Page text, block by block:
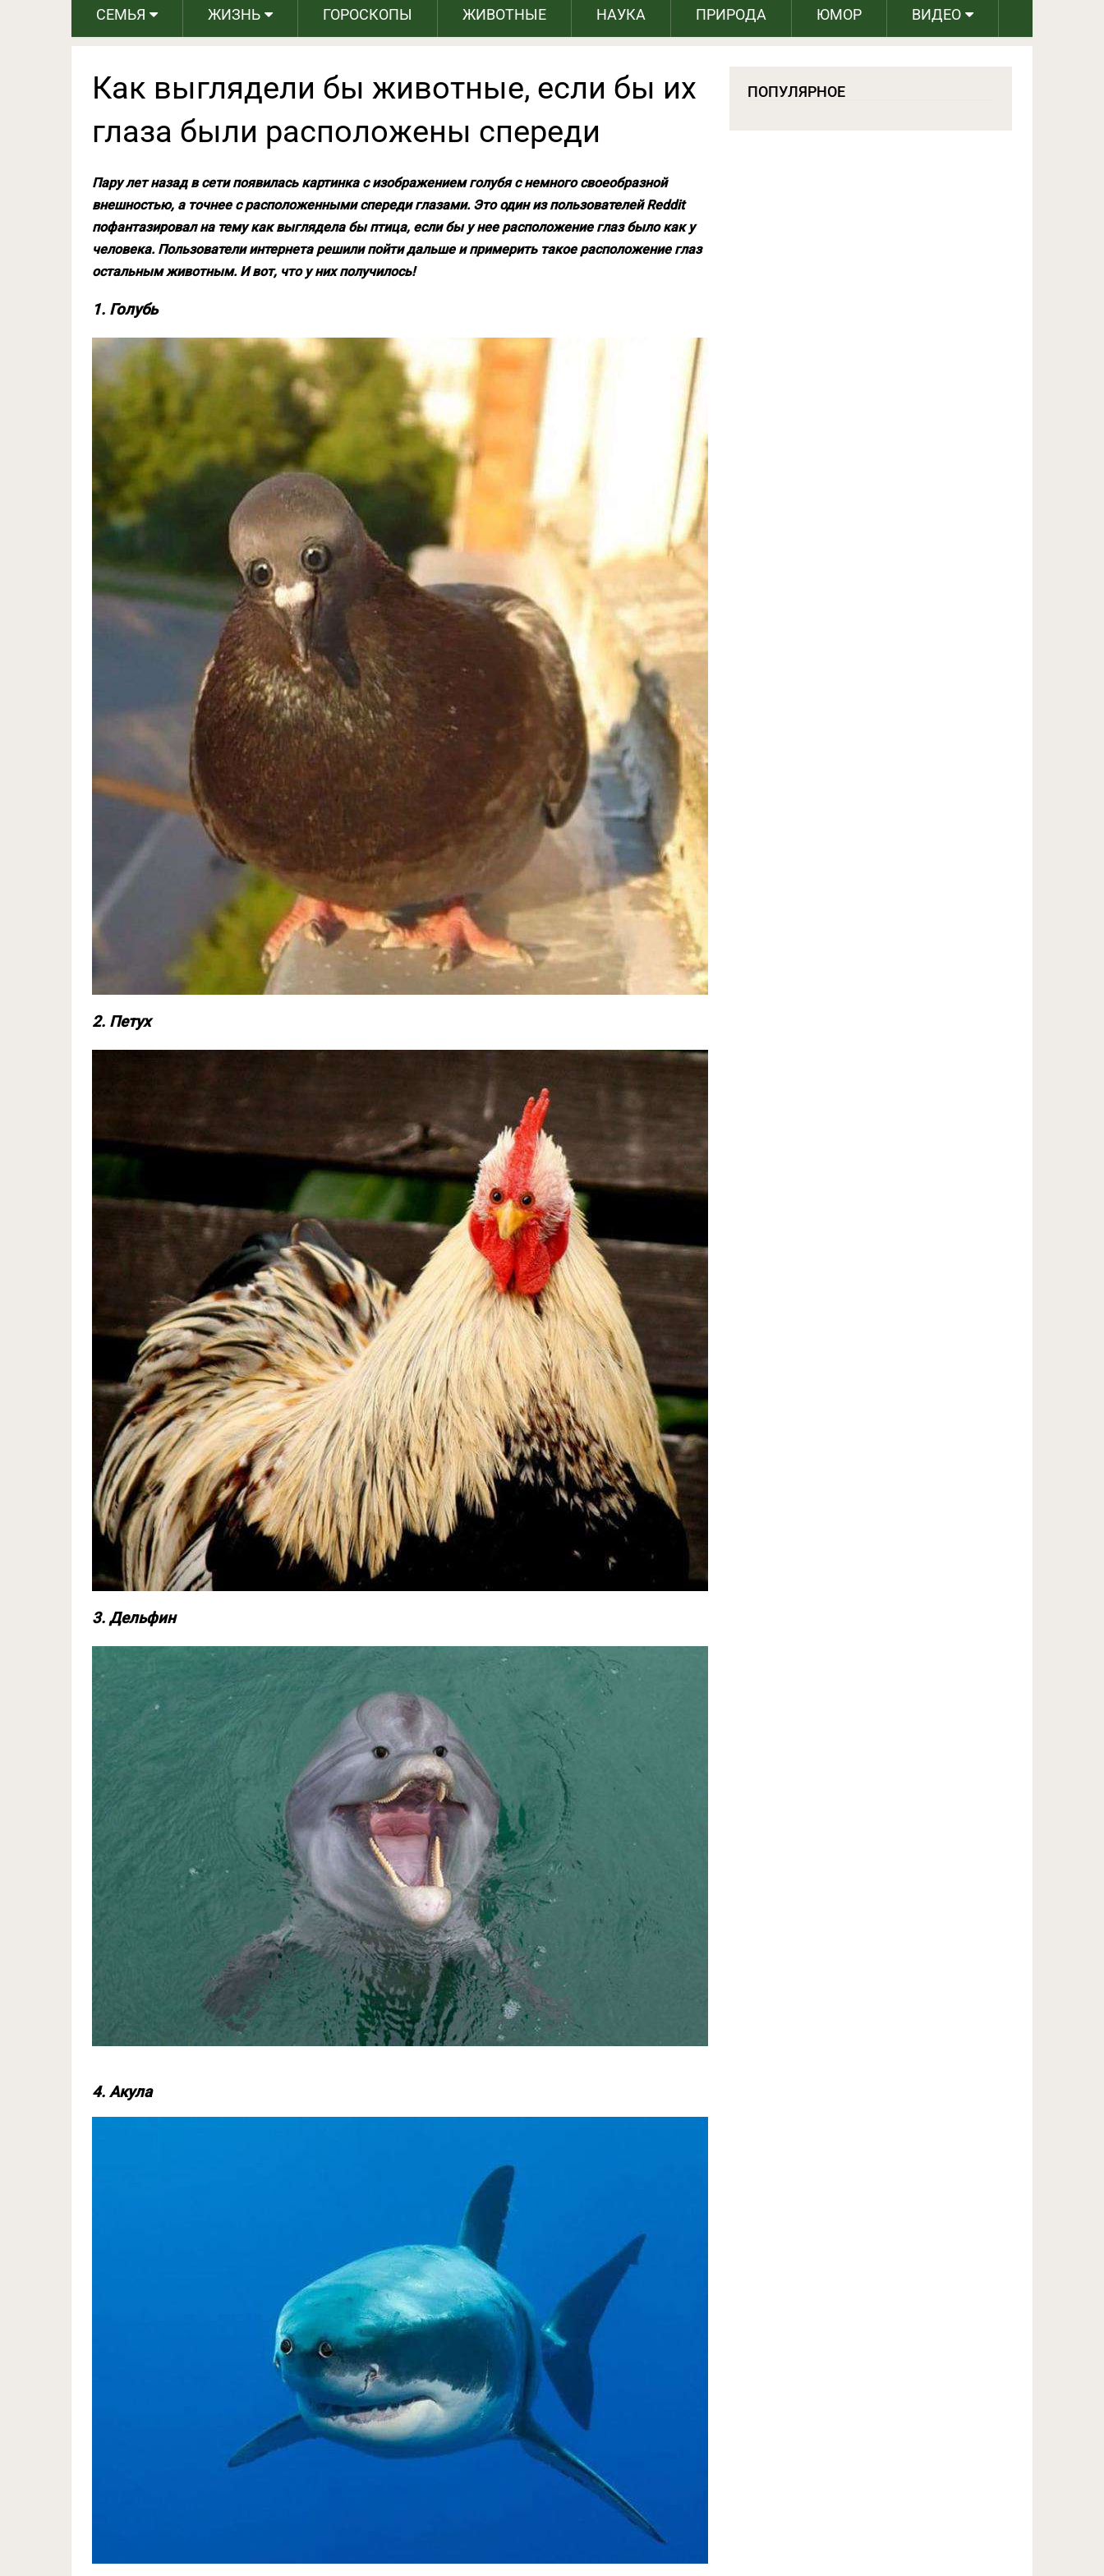
СЕМЬЯ ЖИЗНЬ ГОРОСКОПЫ ЖИВОТНЫЕ НАУКА ПРИРОДА ЮМОР ВИДЕО
Как выглядели бы животные, если бы их
глаза были расположены спереди
Пару лет назад в сети появилась картинка с изображением голубя с немного своеобразной
внешностью, а точнее с расположенными спереди глазами. Это один из пользователей Reddit
пофантазировал на тему как выглядела бы птица, если бы у нее расположение глаз было как у
человека. Пользователи интернета решили пойти дальше и примерить такое расположение глаз
остальным животным. И вот, что у них получилось!
1. Голубь
2. Петух
3. Дельфин
4. Акула
ПОПУЛЯРНОЕ